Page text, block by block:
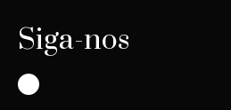
Siga-nos
Instagram